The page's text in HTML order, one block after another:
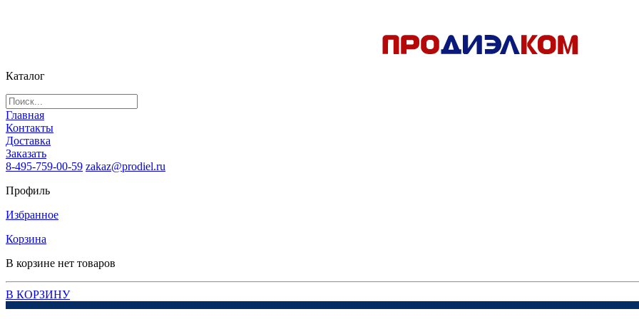
Каталог
Главная
Контакты
Доставка
Заказать
8-495-759-00-59 zakaz@prodiel.ru
Профиль
Избранное
Корзина
В корзине нет товаров
В КОРЗИНУ